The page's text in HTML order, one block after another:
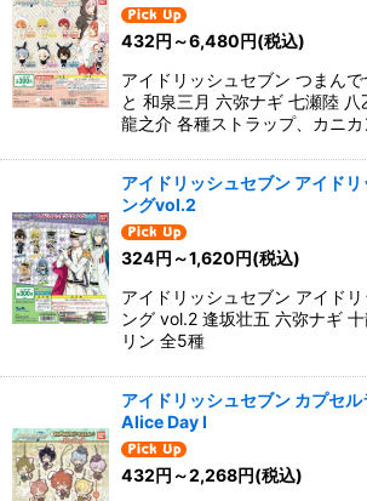
432円 ～6,480円(税込)
アイドリッシュセブン つまん
と 和泉三月 六弥ナギ 七瀬陸
龍之介 各種ストラップ、カニ
アイドリッシュセブン アイド
ングvol.2
324円 ～1,620円(税込)
アイドリッシュセブン アイド
ング vol.2 逢坂壮五 六弥ナギ
リン 全5種
アイドリッシュセブン カプセ
Alice Day I
432円 ～2,268円(税込)